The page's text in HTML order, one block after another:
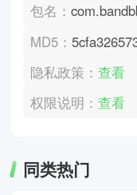
包名：
MD5：
隐私政策：查看
权限说明：查看
同类热门